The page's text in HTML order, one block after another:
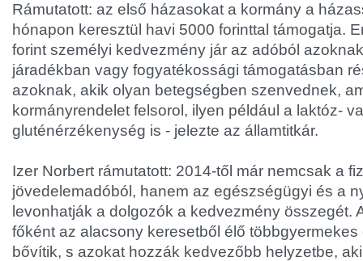
Rámutatott: az első házasokat a kormány a
hónapon keresztül havi 5000 forinttal támogatja.
forint személyi kedvezmény jár az adóból
járadékban vagy fogyatékossági támogatásban
azoknak, akik olyan betegségben szenvednek,
kormányrendelet felsorol, ilyen például a laktóz-
gluténérzékenység is - jelezte az államtitkár.
Izer Norbert rámutatott: 2014-től már nemcsak a
jövedelemadóból, hanem az egészségügyi és a
levonhatják a dolgozók a kedvezmény összegét.
főként az alacsony keresetből élő
bővítik, s azokat hozzák kedvezőbb helyzetbe,